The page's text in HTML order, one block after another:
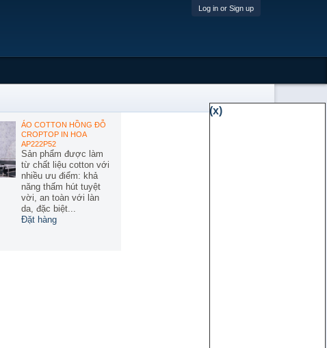
Log in or Sign up
ÁO COTTON HỒNG ĐỖ
CROPTOP IN HOA
AP222P52
Sản phẩm được làm
từ chất liệu cotton với
nhiều ưu điểm: khả
năng thấm hút tuyệt
vời, an toàn với làn
da, đặc biệt...
Đặt hàng
(x)